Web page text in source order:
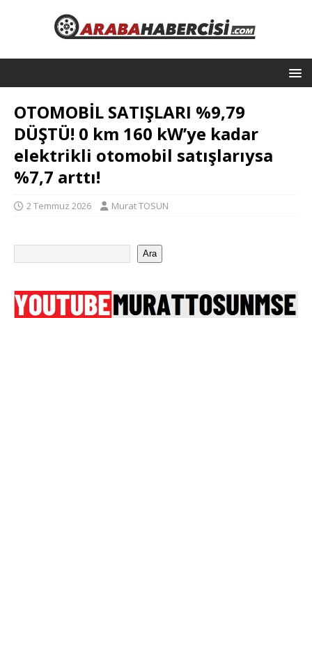
OTOMOBİL SATIŞLARI %9,79
DÜŞTÜ! 0 km 160 kW’ye kadar
elektrikli otomobil satışlarıysa
%7,7 arttı!
2 Temmuz 2026 Murat TOSUN
Ara